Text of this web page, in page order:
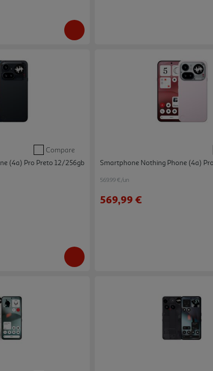
Compare
(4a) Pro Preto 12/256gb
Smartphone Nothing Phone (4a)
569.99 €/un
569,99 €